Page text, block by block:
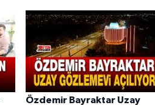
Özdemir Bayraktar Uzay